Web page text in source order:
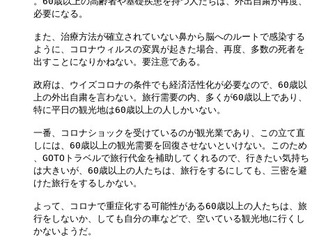
必要になる。
また、治療方法が確立されていない鼻から脳へのルートで感染する
ように、コロナウィルスの変異が起きた場合、再度、多数の死者を
出すことになりかねない。要注意である。
政府は、ウイズコロナの条件でも経済活性化が必要なので、60歳以
上の外出自粛を言わない。旅行需要の内、多くが60歳以上であり、
特に平日の観光地は60歳以上の人しかいない。
一番、コロナショックを受けているのが観光業であり、この立て直
しには、60歳以上の観光需要を回復させないといけない。このため
、GOTOトラベルで旅行代金を補助してくれるので、行きたい気持ち
は大きいが、60歳以上の人たちは、旅行をするにしても、三密を避
けた旅行をするしかない。
よって、コロナで重症化する可能性がある60歳以上の人たちは、旅
行をしないか、しても自分の車などで、空いている観光地に行くし
かないようだ。